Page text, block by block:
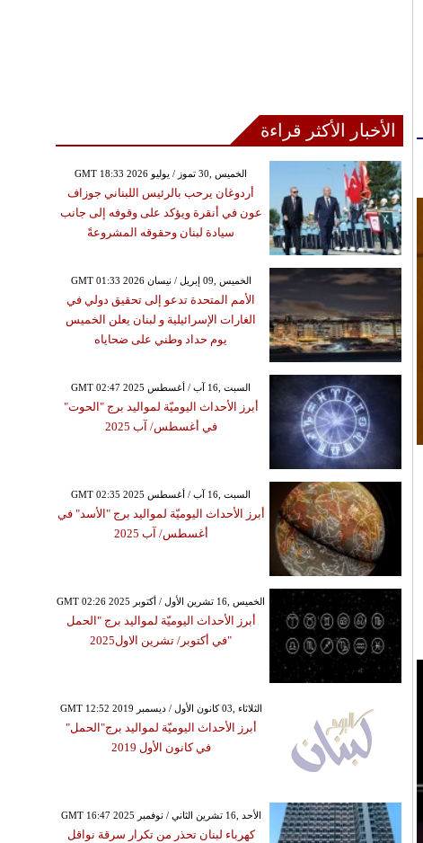
الأخبار الأكثر قراءة
GMT 18:33 2026 الخميس ,30 تموز / يوليو
أردوغان يرحب بالرئيس اللبناني جوزاف
عون في أنقرة ويؤكد على وقوفه إلى جانب
سيادة لبنان وحقوقه المشروعةً
GMT 01:33 2026 الخميس ,09 إبريل / نيسان
الأمم المتحدة تدعو إلى تحقيق دولي في
الغارات الإسرائيلية و لبنان يعلن الخميس
يوم حداد وطني على ضحاياه
GMT 02:47 2025 السبت ,16 آب / أغسطس
أبرز الأحداث اليوميّة لمواليد برج "الحوت"
في أغسطس/ آب 2025
GMT 02:35 2025 السبت ,16 آب / أغسطس
أبرز الأحداث اليوميّة لمواليد برج "الأسد" في
أغسطس/ آب 2025
GMT 02:26 2025 الخميس ,16 تشرين الأول / أكتوبر
أبرز الأحداث اليوميّة لمواليد برج "الحمل
"في أكتوبر/ تشرين الاول2025
GMT 12:52 2019 الثلاثاء ,03 كانون الأول / ديسمبر
أبرز الأحداث اليوميّة لمواليد برج"الحمل"
في كانون الأول 2019
GMT 16:47 2025 الأحد ,16 تشرين الثاني / نوفمبر
كهرباء لبنان تحذر من تكرار سرقة نواقل